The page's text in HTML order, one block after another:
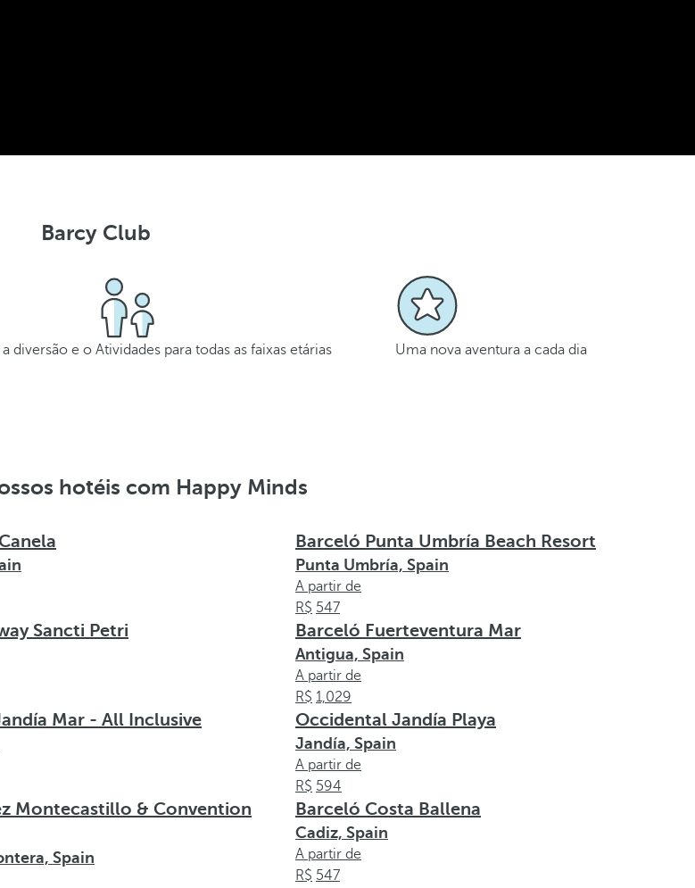
Barcy Club
diversão e o Atividades para todas as faixas etárias Uma nova aventura a cada dia
hotéis com Happy Minds
Barceló Punta Umbría Beach Resort
Punta Umbría, Spain
A partir de
547
Sancti Petri Barceló Fuerteventura Mar
Antigua, Spain
A partir de
1,029
Mar - All Inclusive Occidental Jandía Playa
Jandía, Spain
A partir de
594
Montecastillo & Convention
Spain
Barceló Costa Ballena
Cadiz, Spain
A partir de
547